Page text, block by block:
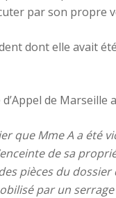
par son propre
dont elle avait
de Marseille
que Mme A a été
de sa
pièces du
par un